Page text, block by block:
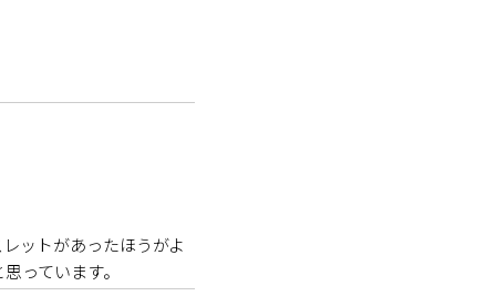
ットがあったほうがよ
っています。